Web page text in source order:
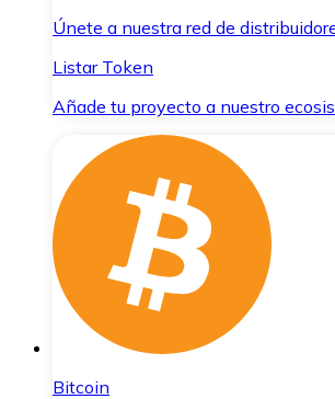
Únete a nuestra red de
Listar Token
Añade tu proyecto a nuestro
Bitcoin